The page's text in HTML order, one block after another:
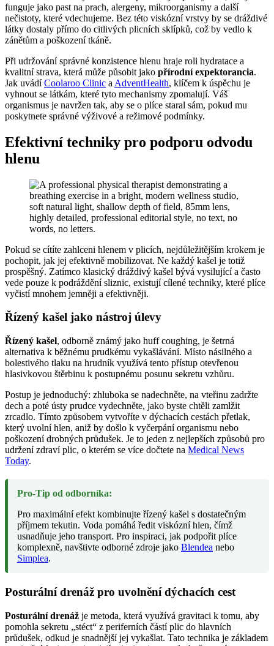
funguje jako past na prach, alergeny, mikroorganismy a další
nečistoty, které vdechujeme. Bez této viskózní vrstvy by se dráždivé
látky dostaly přímo do citlivých plicních sklípků, což by vedlo k
zánětům a poškození tkáně.
Při udržování správné konzistence hlenu hraje roli hydratace a
kvalitní strava, která může působit jako přírodní expektorancia.
Jak uvádíCoolaroo Clinic a AdventHealth, klíčem k úspěchu je
vyhnout se látkám, které tyto mechanismy zpomalují. Váš
organismus je navržen tak, aby se o plíce staral sám, pokud mu
poskytnete správné výživové a režimové podmínky.
Efektivní techniky pro podporu odvodu
hlenu
Pokud se cítíte zahlceni hlenem v plicích, nejdůležitějším krokem je
pochopit, jak jej efektivně mobilizovat. Ne každý kašel je totiž
prospěšný. Zatímco klasický dráždivý kašel bývá vysilující a často
vede pouze k podráždění sliznic, existují cílené techniky, které plíce
vyčistí mnohem jemněji a efektivněji.
Řízený kašel jako nástroj úlevy
Řízený kašel, odborně známý jako huff coughing, je šetrná
alternativa k běžnému prudkému vykašlávání. Místo násilného a
bolestivého tlaku na hrudník využívá tento přístup otevřenou
hlasivkovou štěrbinu k postupnému posunu sekretu vzhůru.
Postup je jednoduchý: zhluboka se nadechněte, na vteřinu zadržte
dech a poté ústy prudce vydechněte, jako byste chtěli zamlžit
zrcadlo. Tímto způsobem vytvoříte v dýchacích cestách přetlak,
který uvolní hlen, aniž by došlo k vyčerpání organismu nebo
poškození drobných průdušek. Je to jeden z nejlepších způsobů pro
udržení zdraví plic, o kterém se více dočtete na Medical News
Today.
Pro-Tip od odborníka:
Pro maximální efekt kombinujte řízený kašel s dostatečným
příjmem tekutin. Voda pomáhá ředit viskózní hlen, čímž
usnadňuje jeho transport. Pro inspiraci, jak podpořit plíce
komplexně, navštivte odborné zdroje jako Blendea nebo
Simplea.
Posturální drenáž pro uvolnění dýchacích cest
Posturální drenáž je metoda, která využívá gravitaci k tomu, aby
pomohla sekretu „stéct“ z periferních částí plic do hlavních
průdušek, odkud je snadnější jej vykašlat. Tato technika je základem